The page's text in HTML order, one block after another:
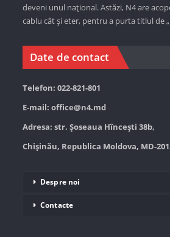
deveni unul național. Astăzi, N4 are
cablu cât și eter, pentru a purta titlul de
Date de contact
Telefon: 022-821-801
E-mail: office@n4.md
Adresa: str. Șoseaua Hînceşti 38b,
Chișinău, Republica Moldova, MD-
Despre noi
Contacte